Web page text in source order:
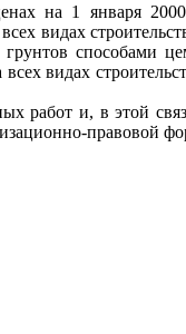
на 1 января
видах
способами
видах
работ и, в этой
правовой